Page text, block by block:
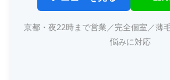
京都・夜22時まで営業／完全個室／薄
悩みに対応